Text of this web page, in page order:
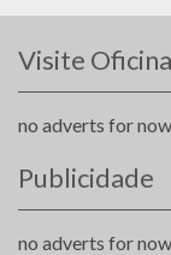
Visite
no adverts for now
Publicidade
no adverts for now